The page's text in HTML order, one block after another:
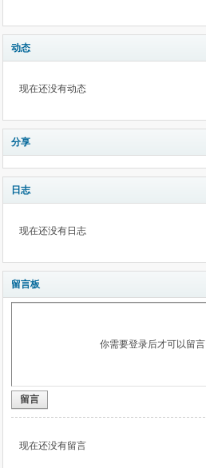
动态
现在还没有动态
分享
日志
现在还没有日志
留言板
你需要登录后才可以留言
留言
现在还没有留言